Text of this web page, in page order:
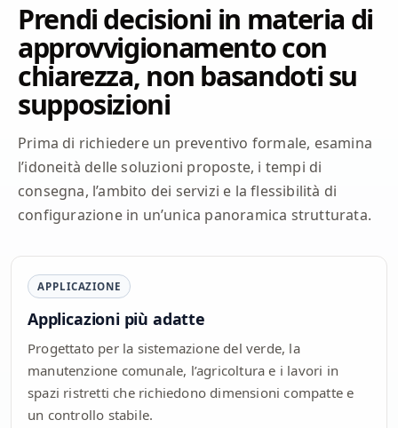
Prendi decisioni in materia di
approvvigionamento con
chiarezza, non basandoti su
supposizioni
Prima di richiedere un preventivo formale, esamina
l’idoneità delle soluzioni proposte, i tempi di
consegna, l’ambito dei servizi e la flessibilità di
configurazione in un’unica panoramica strutturata.
APPLICAZIONE
Applicazioni più adatte
Progettato per la sistemazione del verde, la
manutenzione comunale, l’agricoltura e i lavori in
spazi ristretti che richiedono dimensioni compatte e
un controllo stabile.